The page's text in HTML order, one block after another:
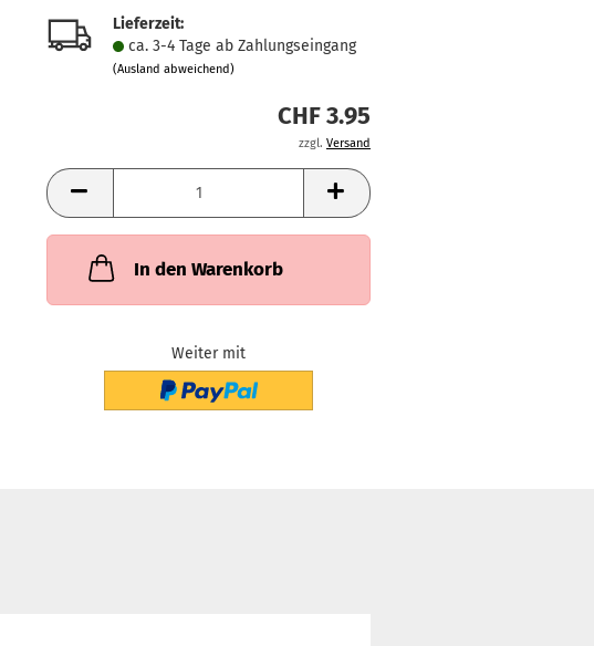
Lieferzeit:
ca. 3-4 Tage ab Zahlungseingang
(Ausland abweichend)
CHF 3.95
zzgl. Versand
In den Warenkorb
Weiter mit